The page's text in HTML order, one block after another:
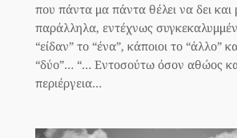
που πάντα μα πάντα θέλει να δει και
παράλληλα, εντέχνως
“είδαν” το “ένα”, κάποιοι το “άλλο”
“δύο”… “… Εντοσούτω όσον αθώος
περιέργεια…